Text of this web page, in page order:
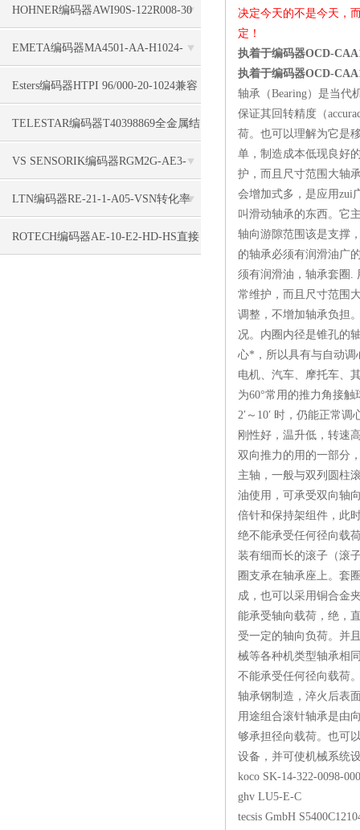
41100257-02048好的性价比
HOHNER编码器AWI90S-122R008-30
广泛领域
EMETA编码器MA4501-AA-H1024-
R2196坏境满足多
Esters编码器HTPI 96/000-20-1024兼容
性
TELESTAR编码器T40398869全金属结
构
VS SENSORIK编码器RGM2G-AE3-
V3Z/T200稳固
LTN编码器RE-21-1-A05-VSN转化率
不错
ROTECH编码器AE-10-E2-HD-HS直接
决定今天的不是今天，
定！
执着于编码器OCD-
执着于编码器OCD-
轴承（Bearing）是当代
保证其回转精度（
荷。也可以理解为它是
单，制造成本低现良好
护，而且尺寸范围大轴
会增加式多，是应用zui
叫滑动轴承的东西。它
轴向游隙范围该是支撑
的轴承必须有润滑油广
须有润滑油，轴承套圈.
常维护，而且尺寸范围
调整，不增加轴承负担
况。内圈内径是锥孔的
心*，所以具有与自动调
电机、汽车、摩托车、
为60°常用的推力角接
2′～10′ 时，仍能正常
刚性好，温升低，转速
双向推力的用的一部分
主轴，一般与双列圆柱
油使用，可承受双向轴
倍针和保持架组件，此
绝不能承受任何径向载
装有细而长的滚子（滚
圈支承在轴承座上。套
成，也可以采用铜合金
能承受轴向载荷，绝，
受一定的轴向负荷。并
械等各种机类型轴承相
不能承受任何径向载荷
轴承钢制造，淬火后表
用途组合滚针轴承是由
够承担径向载荷。也可
设备，并可使机械系统
koco SK-14-322-
ghv LU5-E-C
tecsis GmbH